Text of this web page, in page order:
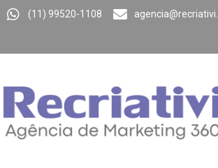
(11) 99520-1108